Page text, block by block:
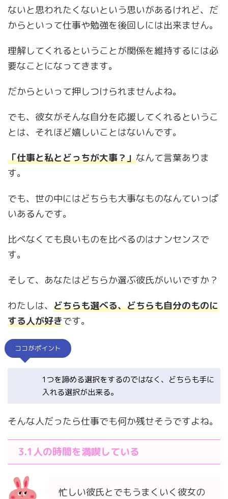
ないと思われたくないという思いがあるけれど、だ
からといって仕事や勉強を後回しには出来ません。
理解してくれるということが関係を維持するには必
要なことになってきます。
だからといって押しつけられませんよね。
でも、彼女がそんな自分を応援してくれるというこ
とは、それほど嬉しいことはないんです。
「仕事と私とどっちが大事？」なんて言葉ありま
す。
でも、世の中にはどちらも大事なものなんていっぱ
いあるんです。
比べなくても良いものを比べるのはナンセンスで
す。
そして、あなたはどちらか選ぶ彼氏がいいですか？
わたしは、 どちらも選べる、どちらも自分のものに
する人が好きです。
ココがポイント
1つを諦める選択をするのではなく、どちらも手に
入れる選択が出来る。
そんな人だったら仕事でも何か残せそうですよね。
3.1人の時間を満喫している
忙しい彼氏とでもうまくいく彼女の